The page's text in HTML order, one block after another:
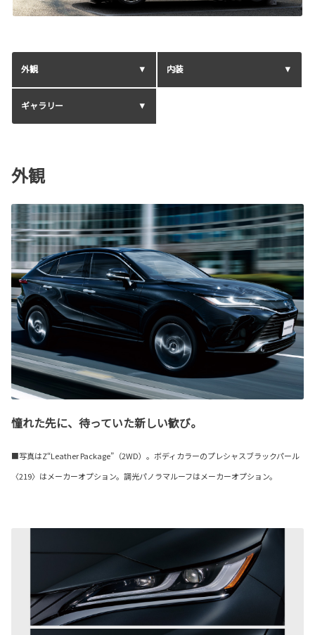
外観 内装
ギャラリー
外観
憧れた先に、待っていた新しい歓び。
■写真はZ“Leather Package”（2WD）。ボディカラーのプレシャスブラックパール
〈219〉はメーカーオプション。調光パノラマルーフはメーカーオプション。